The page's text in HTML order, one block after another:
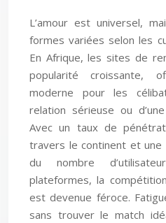
L’amour est universel,
formes variées selon les
En Afrique, les sites de
popularité croissante,
moderne pour les
relation sérieuse ou
Avec un taux de
travers le continent et une
du nombre
plateformes, la
est devenue féroce.
sans trouver le match